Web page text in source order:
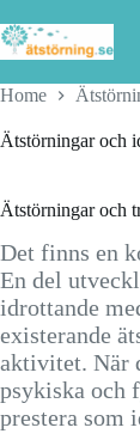
to
content
Home
Ätstörningar och
Ätstörningar och
Det finns en
En del
idrottande
existerande
aktivitet. När
psykiska och
prestera som